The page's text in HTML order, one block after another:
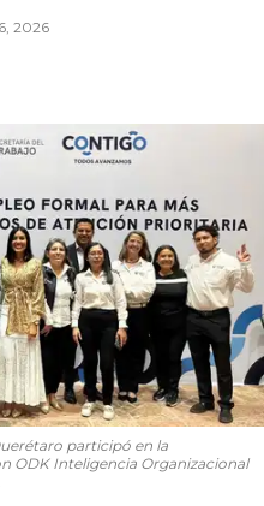
2026
participó en la
ODK Inteligencia Organizacional